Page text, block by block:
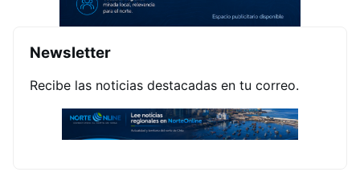
Newsletter
Recibe las noticias destacadas en tu correo.